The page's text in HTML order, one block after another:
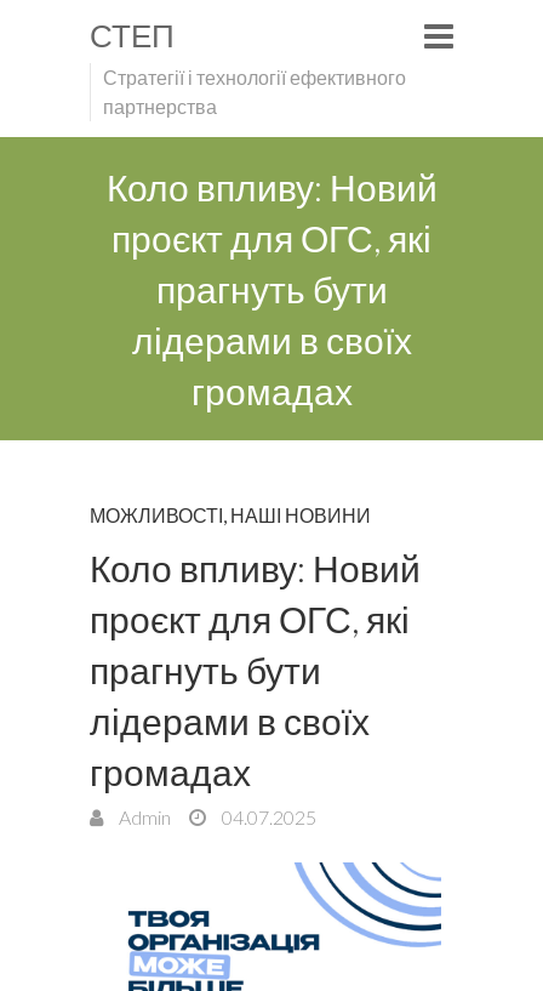
СТЕП
Стратегії і технології ефективного
партнерства
Коло впливу: Новий
проєкт для ОГС, які
прагнуть бути
лідерами в своїх
громадах
МОЖЛИВОСТІ, НАШІ НОВИНИ
Коло впливу: Новий
проєкт для ОГС, які
прагнуть бути
лідерами в своїх
громадах
Admin 04.07.2025